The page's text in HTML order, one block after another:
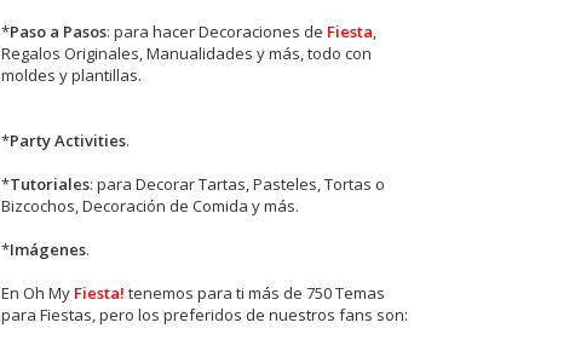
*Paso a Pasos: para hacer Decoraciones de Fiesta,
Regalos Originales, Manualidades y más, todo con
moldes y plantillas.
*Party Activities.
*Tutoriales: para Decorar Tartas, Pasteles, Tortas o
Bizcochos, Decoración de Comida y más.
*Imágenes.
EnOh My Fiesta! tenemos para ti más de 750 Temas
para Fiestas, pero los preferidos de nuestros fans son: